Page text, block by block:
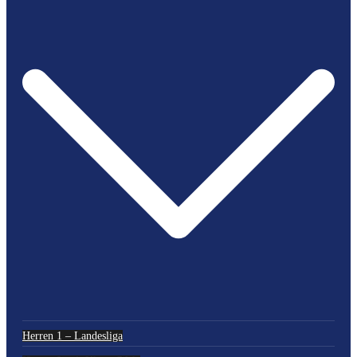
Herren 1 – Landesliga